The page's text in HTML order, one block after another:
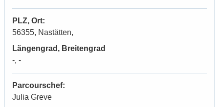
PLZ, Ort:
56355, Nastätten,
Längengrad, Breitengrad
-, -
Parcourschef:
Julia Greve